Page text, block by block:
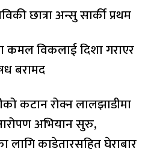
छात्रा अन्सु सार्की प्रथम
कमल विकलाई दिशा गराएर
बरामद
कटान रोक्न लालझाडीमा
अभियान सुरु,
लागि काडेतारसहित घेराबार